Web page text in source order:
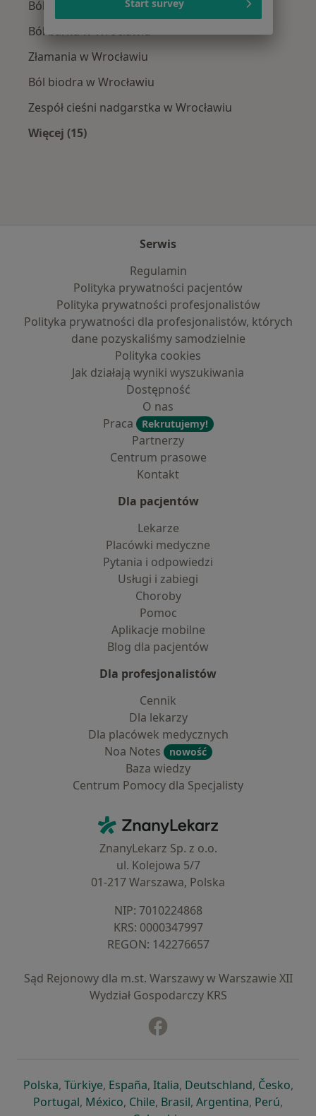
Ból kolana w Wrocławiu
Ból barku w Wrocławiu
Złamania w Wrocławiu
Ból biodra w Wrocławiu
Zespół cieśni nadgarstka w Wrocławiu
Więcej (15)
Serwis
Regulamin
Polityka prywatności pacjentów
Polityka prywatności profesjonalistów
Polityka prywatności dla profesjonalistów, których
dane pozyskaliśmy samodzielnie
Polityka cookies
Jak działają wyniki wyszukiwania
Dostępność
O nas
Praca
Rekrutujemy!
Partnerzy
Centrum prasowe
Kontakt
Dla pacjentów
Lekarze
Placówki medyczne
Pytania i odpowiedzi
Usługi i zabiegi
Choroby
Pomoc
Aplikacje mobilne
Blog dla pacjentów
Dla profesjonalistów
Cennik
Dla lekarzy
Dla placówek medycznych
Noa Notes
nowość
Baza wiedzy
Centrum Pomocy dla Specjalisty
ZnanyLekarz - Strona główna
ZnanyLekarz Sp. z o.o.
ul. Kolejowa 5/7
01-217 Warszawa, Polska
NIP: ⁠7010224868
KRS: ⁠0000347997
REGON: ⁠142276657
Sąd Rejonowy dla m.st. Warszawy w Warszawie XII
Wydział Gospodarczy KRS
Polskaotwiera się w nowej karcie
, Türkiyeotwiera się w nowej karcie
, Españaotwiera się w nowej karcie
, Italiaotwiera się w nowej
, Deutschlandotwiera się
, Česko,
Portugalotwiera się w nowej karcie
, Méxicootwiera się w nowej karcie
, Chileotwiera się w nowej karcie
, Brasilotwiera się w nowej
, Argentinaotwiera się
, Perú,
Start survey